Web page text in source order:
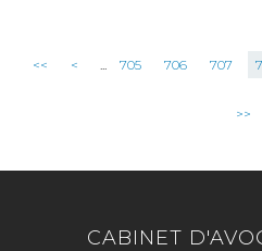
<< < 705 706 707
>>
CABINET